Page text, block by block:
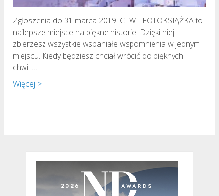
Zgłoszenia do 31 marca 2019. CEWE FOTOKSIĄŻKA to
najlepsze miejsce na piękne historie. Dzięki niej
zbierzesz wszystkie wspaniałe wspomnienia w jednym
miejscu. Kiedy będziesz chciał wrócić do pięknych
chwil …
Więcej >